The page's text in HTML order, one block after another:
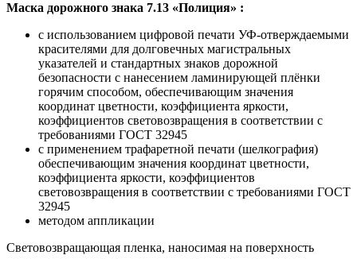
Маска дорожного знака 7.13 «Полиция» :
с использованием цифровой печати УФ-отверждаемыми
красителями для долговечных магистральных
указателей и стандартных знаков дорожной
безопасности с нанесением ламинирующей плёнки
горячим способом, обеспечивающим значения
координат цветности, коэффициента яркости,
коэффициентов световозвращения в соответствии с
требованиями ГОСТ 32945
с применением трафаретной печати (шелкография)
обеспечивающим значения координат цветности,
коэффициента яркости, коэффициентов
световозвращения в соответствии с требованиями ГОСТ
32945
методом аппликации
Световозвращающая пленка, наносимая на поверхность